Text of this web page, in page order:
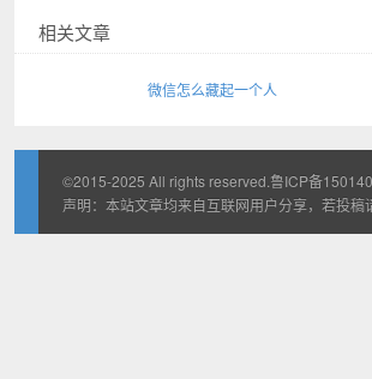
相关文章
微信怎么藏起一个人
©2015-2025 All rights reserved. 鲁ICP备
声明：本站文章均来自互联网用户分享，若投